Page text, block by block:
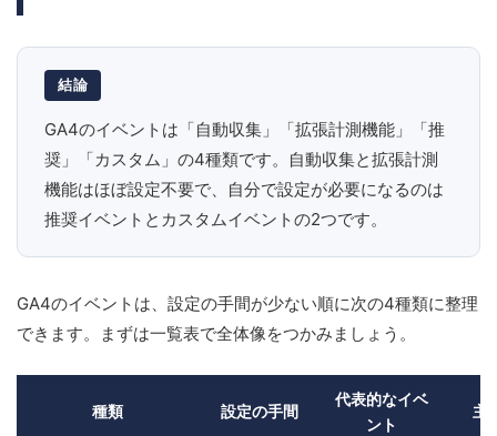
結論
GA4のイベントは「自動収集」「拡張計測機能」「推
奨」「カスタム」の4種類です。自動収集と拡張計測
機能はほぼ設定不要で、自分で設定が必要になるのは
推奨イベントとカスタムイベントの2つです。
GA4のイベントは、設定の手間が少ない順に次の4種類に整理
できます。まずは一覧表で全体像をつかみましょう。
種類 設定の手間
代表的なイベ
ント
主